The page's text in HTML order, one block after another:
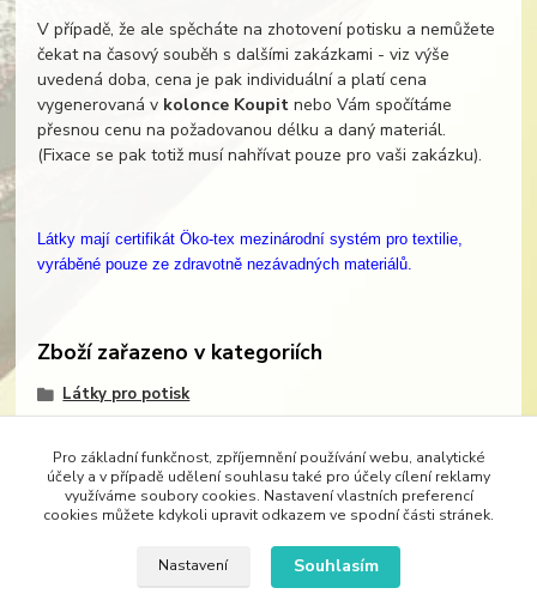
V případě, že ale spěcháte na zhotovení potisku a nemůžete
čekat na časový souběh s dalšími zakázkami - viz výše
uvedená doba, cena je pak individuální a platí cena
vygenerovaná v kolonce Koupitnebo Vám spočítáme
přesnou cenu na požadovanou délku a daný materiál.
(Fixace se pak totiž musí nahřívat pouze pro vaši zakázku).
Látky mají certifikát Öko-tex mezinárodní systém pro textilie,
vyráběné pouze ze zdravotně nezávadných materiálů.
Zboží zařazeno v kategoriích
Látky pro potisk
neoddělitelným průvodcem našeho života. Móda určuje styl oděvů, bytového textilu, ale
i pracovního stylu. Vždy nejlépe padne oděv, který se nechá na míru ušít. Originálním
Pro základní funkčnost, zpříjemnění používání webu, analytické
účely a v případě udělení souhlasu také pro účely cílení reklamy
využíváme soubory cookies. Nastavení vlastních preferencí
cookies můžete kdykoli upravit odkazem ve spodní části stránek.
Nastavení Souhlasím